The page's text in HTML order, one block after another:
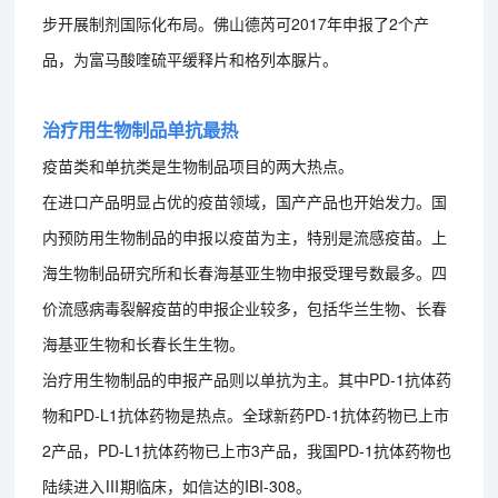
步开展制剂国际化布局。佛山德芮可2017年申报了2个产
品，为富马酸喹硫平缓释片和格列本脲片。
治疗用生物制品单抗最热
疫苗类和单抗类是生物制品项目的两大热点。
在进口产品明显占优的疫苗领域，国产产品也开始发力。国
内预防用生物制品的申报以疫苗为主，特别是流感疫苗。上
海生物制品研究所和长春海基亚生物申报受理号数最多。四
价流感病毒裂解疫苗的申报企业较多，包括华兰生物、长春
海基亚生物和长春长生生物。
治疗用生物制品的申报产品则以单抗为主。其中PD-1抗体药
物和PD-L1抗体药物是热点。全球新药PD-1抗体药物已上市
2产品，PD-L1抗体药物已上市3产品，我国PD-1抗体药物也
陆续进入Ⅲ期临床，如信达的IBI-308。